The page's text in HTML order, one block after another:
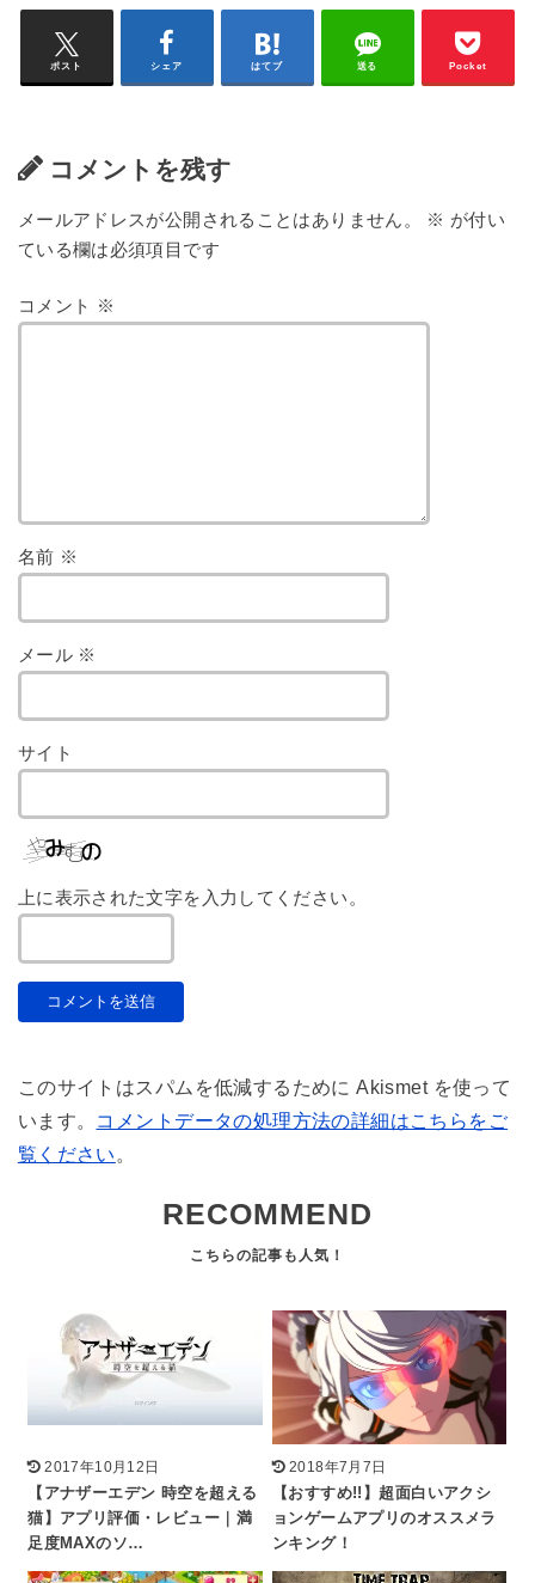
ポスト シェア はてブ 送る Pocket
コメントを残す
メールアドレスが公開されることはありません。 ※ が付い
ている欄は必須項目です
コメント ※
名前 ※
メール ※
サイト
上に表示された文字を入力してください。
このサイトはスパムを低減するために Akismet を使って
います。 コメントデータの処理方法の詳細はこちらをご
覧ください 。
RECOMMEND
2017年10月12日
【アナザーエデン 時空を超える
猫】アプリ評価・レビュー｜満
足度MAXのソ…
2018年7月7日
【おすすめ!!】超面白いアクシ
ョンゲームアプリのオススメラ
ンキング！